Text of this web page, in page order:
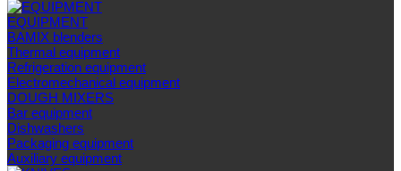
EQUIPMENT
BAMIX blenders
Thermal equipment
Refrigeration equipment
Electromechanical equipment
DOUGH MIXERS
Bar equipment
Dishwashers
Packaging equipment
Auxiliary equipment